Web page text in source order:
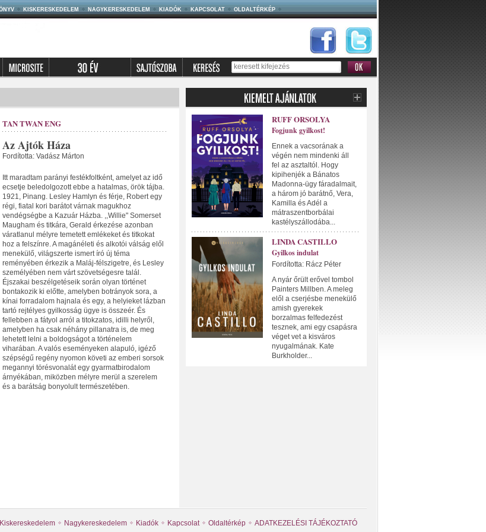
KISKERESKEDELEM NAGYKERESKEDELEM KIADÓK KAPCSOLAT OLDALTÉRKÉP
TAN TWAN ENG
Az Ajtók Háza
Fordította: Vadász Márton
Itt maradtam parányi festékfoltként, amelyet az idő
ecsetje beledolgozott ebbe a hatalmas, örök tájba.
1921, Pinang. Lesley Hamlyn és férje, Robert egy
régi, fiatal kori barátot várnak magukhoz
vendégségbe a Kazuár Házba. ,,Willie" Somerset
Maugham és titkára, Gerald érkezése azonban
váratlanul mélyre temetett emlékeket és titkokat
hoz a felszínre. A magánéleti és alkotói válság elől
menekülő, világszerte ismert író új téma
reményében érkezik a Maláj-félszigetre, és Lesley
személyében nem várt szövetségesre talál.
Éjszakai beszélgetéseik során olyan történet
bontakozik ki előtte, amelyben botrányok sora, a
kínai forradalom hajnala és egy, a helyieket lázban
tartó rejtélyes gyilkosság ügye is összeér. És
fellebben a fátyol arról a titokzatos, idilli helyről,
amelyben ha csak néhány pillanatra is, de meg
lehetett lelni a boldogságot a történelem
viharában. A valós eseményeken alapuló, igéző
szépségű regény nyomon követi az emberi sorsok
megannyi törésvonalát egy gyarmatbirodalom
árnyékában, miközben mélyre merül a szerelem
és a barátság bonyolult természetében.
RUFF ORSOLYA
Fogjunk gyilkost!
Ennek a vacsorának a
végén nem mindenki áll
fel az asztaltól. Hogy
kipihenjék a Bánatos
Madonna-ügy fáradalmait,
a három jó barátnő, Vera,
Kamilla és Adél a
mátraszentborbálai
kastélyszállodába...
LINDA CASTILLO
Gyilkos indulat
Fordította: Rácz Péter
A nyár őrült erővel tombol
Painters Millben. A meleg
elől a cserjésbe menekülő
amish gyerekek
borzalmas felfedezést
tesznek, ami egy csapásra
véget vet a kisváros
nyugalmának. Kate
Burkholder...
Kiskereskedelem Nagykereskedelem Kiadók Kapcsolat Oldaltérkép ADATKEZELÉSI TÁJÉKOZTATÓ